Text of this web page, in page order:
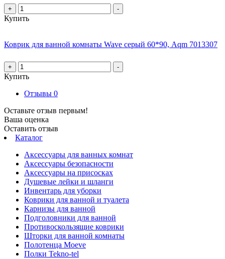
+ -
Купить
Коврик для ванной комнаты Wave серый 60*90, Aqm 7013307
+ -
Купить
Отзывы 0
Оставьте отзыв первым!
Ваша оценка
Оставить отзыв
Каталог
Аксессуары для ванных комнат
Аксессуары безопасности
Аксессуары на присосках
Душевые лейки и шланги
Инвентарь для уборки
Коврики для ванной и туалета
Карнизы для ванной
Подголовники для ванной
Противоскользящие коврики
Шторки для ванной комнаты
Полотенца Moeve
Полки Tekno-tel